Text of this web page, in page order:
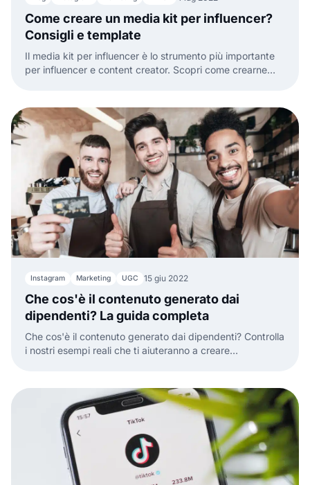
Come creare un media kit per influencer?
Consigli e template
Il media kit per influencer è lo strumento più importante
per influencer e content creator. Scopri come crearne
Instagram Marketing UGC 15 giu 2022
Che cos'è il contenuto generato dai
dipendenti? La guida completa
Che cos'è il contenuto generato dai dipendenti? Controlla
i nostri esempi reali che ti aiuteranno a creare